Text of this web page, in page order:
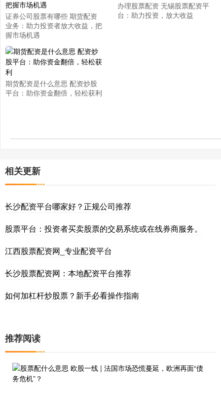
证券公司股票有哪些 期货配资
业务：助力投资者放大收益，把
握市场机遇
办理股票配资 无锡股票配资平
台：助力投资，放大收益
期货配资是什么意思 配资炒股
平台：助你资金翻倍，轻松获利
相关更新
长沙配资平台哪家好？正规公司推荐
股票平台：投资者买卖股票的交易系统或在线券商服务。
江西股票配资网_专业配资平台
长沙股票配资网：本地配资平台推荐
如何加杠杆炒股票？新手必看操作指南
推荐阅读